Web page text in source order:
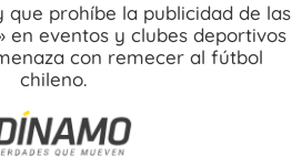
que prohíbe la publicidad de las
en eventos y clubes deportivos
con remecer al fútbol
chileno.